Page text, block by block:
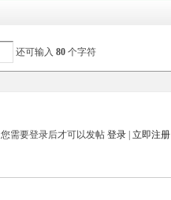
还可输入 80 个字符
您需要登录后才可以发帖 登录| 立即注册